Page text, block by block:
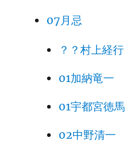
07月忌
？？村上経行
01加納竜一
01宇都宮徳馬
02中野清一